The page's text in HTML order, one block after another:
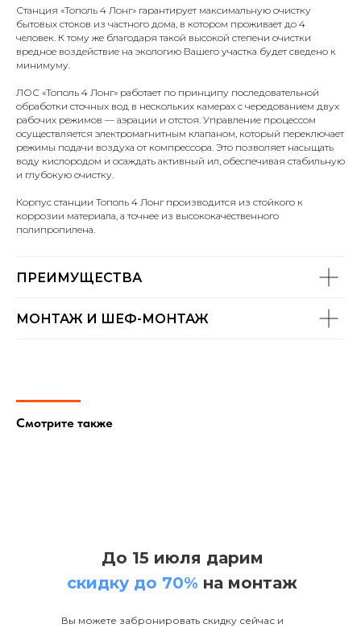
Станция «Тополь 4 Лонг» гарантирует максимальную очистку
бытовых стоков из частного дома, в котором проживает до 4
человек. К тому же благодаря такой высокой степени очистки
вредное воздействие на экологию Вашего участка будет сведено к
минимуму.
ЛОС «Тополь 4 Лонг» работает по принципу последовательной
обработки сточных вод в нескольких камерах с чередованием двух
рабочих режимов — аэрации и отстоя. Управление процессом
осуществляется электромагнитным клапаном, который переключает
режимы подачи воздуха от компрессора. Это позволяет насыщать
воду кислородом и осаждать активный ил, обеспечивая стабильную
и глубокую очистку.
Корпус станции Тополь 4 Лонг производится из стойкого к
коррозии материала, а точнее из высококачественного
полипропилена.
ПРЕИМУЩЕСТВА
МОНТАЖ И ШЕФ-МОНТАЖ
Смотрите также
До 15 июля дарим
скидку до 70% на монтаж
Вы можете забронировать скидку сейчас и
С 2014 года устанавливаем канализацию для
«АКВАТЕХ» — профессиональная компания,
специализирующая на продаже, установке,
обслуживании и ремонте систем локальных
полный цикл биологической очистки бытовых
сточных вод.
обустройства загородной канализации.